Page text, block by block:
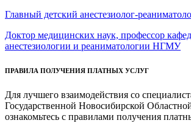
Главный детский анестезиолог-
Доктор медицинских наук, профессор
анестезиологии и реаниматологии НГМУ
ПРАВИЛА ПОЛУЧЕНИЯ ПЛАТНЫХ УСЛУГ
Для лучшего взаимодействия со
Государственной Новосибирской
ознакомьтесь с правилами получения